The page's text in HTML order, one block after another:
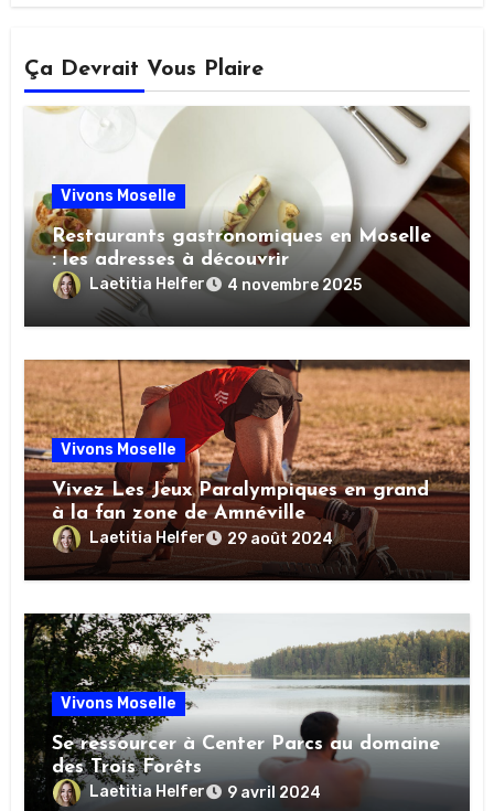
Ça Devrait Vous Plaire
Vivons Moselle
Restaurants gastronomiques en Moselle
: les adresses à découvrir
Laetitia Helfer 4 novembre 2025
Vivons Moselle
Vivez Les Jeux Paralympiques en grand
à la fan zone de Amnéville
Laetitia Helfer 29 août 2024
Vivons Moselle
Se ressourcer à Center Parcs au domaine
des Trois Forêts
Laetitia Helfer 9 avril 2024